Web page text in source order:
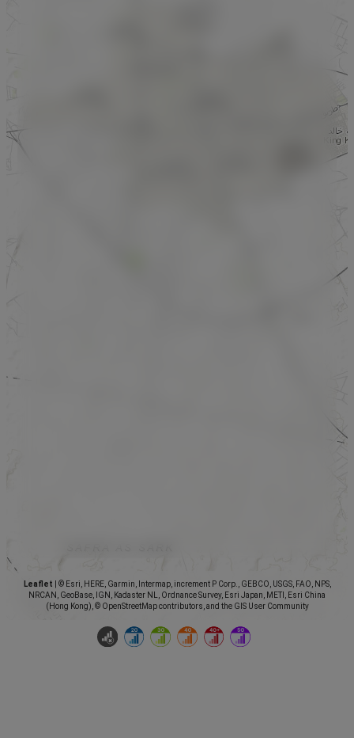
Leaflet
© Esri, HERE, Garmin, Intermap, increment P Corp., GEBCO, USGS, FAO, NPS,
NRCAN, GeoBase, IGN, Kadaster NL, Ordnance Survey, Esri Japan, METI, Esri China
(Hong Kong), © OpenStreetMap contributors, and the GIS User Community